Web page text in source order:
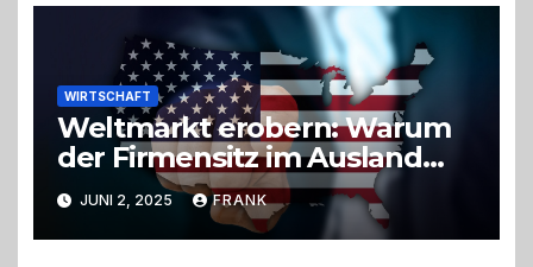
WIRTSCHAFT
Weltmarkt erobern: Warum
der Firmensitz im Ausland
der entscheidende Hebel
sein kann
JUNI 2, 2025 FRANK